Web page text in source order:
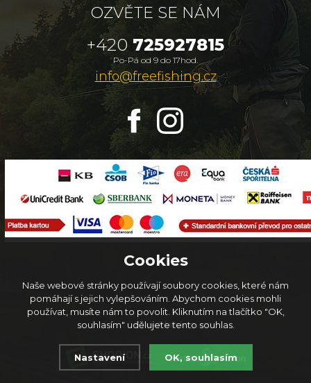
OZVĚTE SE NÁM
+420 725927815
Po-Pá od 9 do 17hod.
info@freefishing.cz
© 2026FreeFishing.cz
Cookies
Naše webové stránky používají soubory cookies, které nám
pomáhají s jejich vylepšováním. Abychom cookies mohli
používat, musíte nám to povolit. Kliknutím na tlačítko "OK,
souhlasím" udělujete tento souhlas.
Nastavení OK, souhlasím